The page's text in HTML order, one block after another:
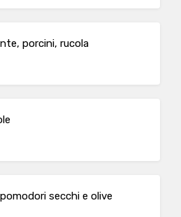
porcini, rucola
secchi e olive